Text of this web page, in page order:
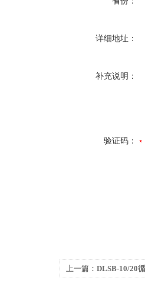
详细地址：
补充说明：
验证码：
上一篇： DLSB-10/20